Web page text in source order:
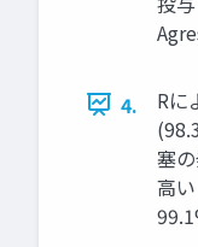
4.
Rに
塞
高